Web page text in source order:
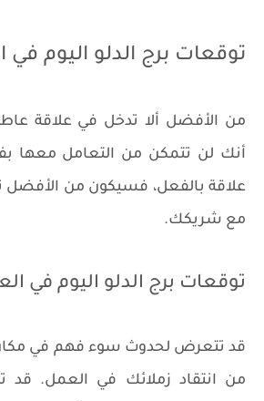
توقعات برج الدلو اليوم في
من الأفضل ألا تدخل في علاقة
أنك لن تتمكن من التعامل معها
علاقة بالفعل، فسيكون من الأفضل
مع شريكك.
توقعات برج الدلو اليوم في
قد تتعرض لحدوث سوء فهم في مكان
من انتقاد زملائك في العمل. قد